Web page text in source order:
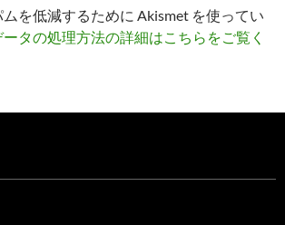
を低減するために Akismet を使ってい
タの処理方法の詳細はこちらをご覧く